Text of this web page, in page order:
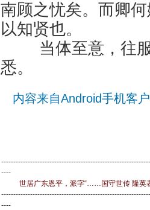
南顾之忧矣。而卿
以知贤也。
当体至意，往服
悉。
内容来自Android手机客
----
世居广东恩平，派字“……国守世传 隆英表
----